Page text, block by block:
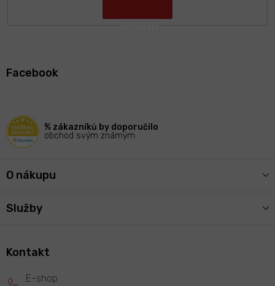
Facebook
% zákazníků by doporučilo
obchod svým známým
O nákupu
Služby
Kontakt